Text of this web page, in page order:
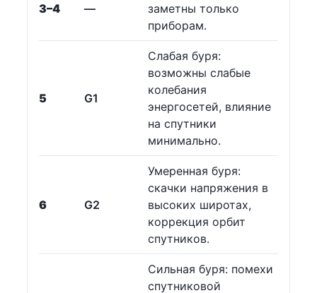
3–4 —
заметны только
приборам.
5 G1
Слабая буря:
возможны слабые
колебания
энергосетей, влияние
на спутники
минимально.
6 G2
Умеренная буря:
скачки напряжения в
высоких широтах,
коррекция орбит
спутников.
Сильная буря: помехи
спутниковой